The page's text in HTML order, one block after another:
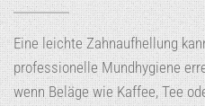
Eine leichte Zahnaufhellung
professionelle Mundhygiene
wenn Beläge wie Kaffee, Tee